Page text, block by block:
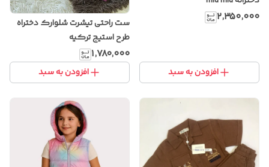
۲٬۳۵۰٬۰۰۰
افزودن به سبد
ست راحتی تیشرت شلوارک دختراه
طرح استیج ترکیه
۱٬۷۸۰٬۰۰۰
افزودن به سبد